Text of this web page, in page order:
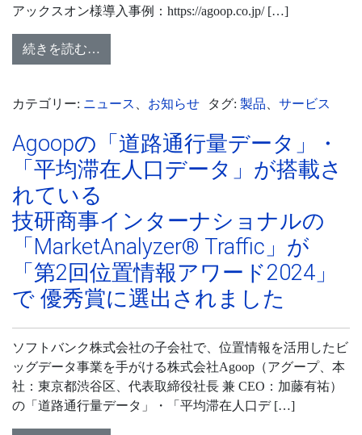
アックスオン様導入事例：https://agoop.co.jp/ […]
続きを読む…
カテゴリー: ニュース お知らせ タグ: 製品 サービス
Agoopの「道路通行量データ」・
「平均滞在人口データ」が搭載さ
れている
技研商事インターナショナルの
「MarketAnalyzer® Traffic」が
「第2回位置情報アワード2024」
で 優秀賞に選出されました
ソフトバンク株式会社の子会社で、位置情報を活用したビ
ッグデータ事業を手がける株式会社Agoop（アグープ、本
社：東京都渋谷区、代表取締役社長 兼 CEO：加藤有祐）
の「道路通行量データ」・「平均滞在人口デ […]